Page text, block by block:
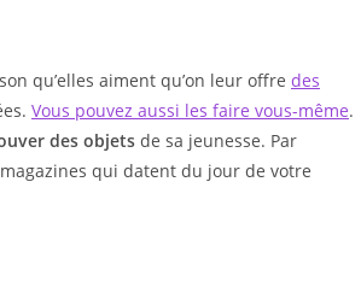
qu’elles aiment qu’on leur offre des
Vous pouvez aussi les faire vous-même.
des objets de sa jeunesse. Par
qui datent du jour de votre